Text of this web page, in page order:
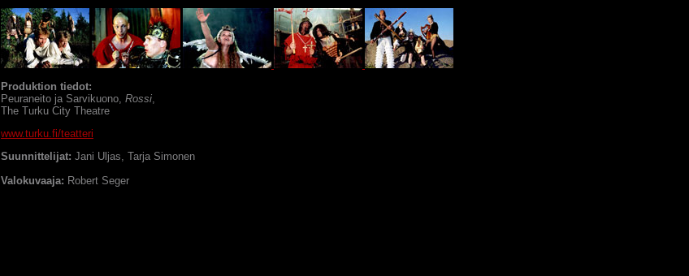
Produktion tiedot:
Peuraneito ja Sarvikuono, Rossi,
The Turku City Theatre
www.turku.fi/teatteri
Suunnittelijat: Jani Uljas, Tarja Simonen
Valokuvaaja: Robert Seger